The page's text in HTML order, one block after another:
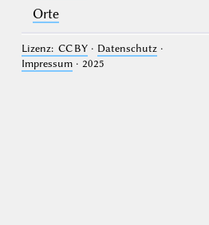
Orte
Lizenz: CC BY· Datenschutz·
Impressum· 2025